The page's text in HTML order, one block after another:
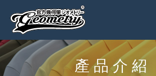
產品介紹